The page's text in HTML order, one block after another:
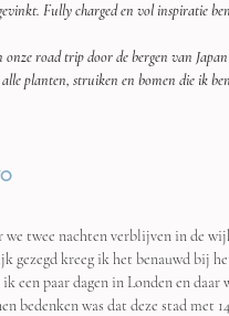
Fully charged en vol inspiratie
onze road trip door de bergen van
planten, struiken en bomen die ik
twee nachten verblijven in de
gezegd kreeg ik het benauwd bij
ik een paar dagen in Londen en
bedenken was dat deze stad met